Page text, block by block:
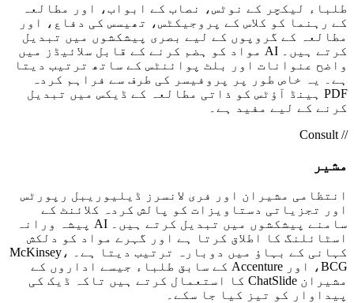
طلباء لیکچر کے نوٹس، نصاب کے ابواب، اور مطالعہ
کے رہنما کو کلاس کے پروجیکٹس، تھیسس کی دفاع، اور
مطالعہ کے گروپوں کے لیے بصری پیشکشوں میں تبدیل
کرتے ہیں۔ AI مواد کو ہضم کرنے کے قابل سلائیڈز میں
واضح عنوانات اور بلٹ پوائنٹس کے ساتھ ترتیب دیتا
ہے۔ یہ خاص طور پر پروفیسر کی طرف سے فراہم کردہ
PDF ہینڈ آؤٹس کو ذاتی مطالعہ کے ڈیکس میں تبدیل
کرنے کے لیے مفید ہے۔
// Consult
مشیر
انتظامی مشیران اور فری لانسرز ڈیلیوریبل رپورٹس
اور تجزیاتی دستاویزات کو پالش کردہ کلائنٹ کے
سامنے پیشکشوں میں تبدیل کرتے ہیں۔ AI پیشہ ورانہ
اسٹائلنگ کا اطلاق کرتا ہے اور گہرے مواد کو دلکش
کہانی کے بہاؤ میں دوبارہ ترتیب دیتا ہے۔ McKinsey،
BCG، اور Accenture کے سابق طلباء جیسے اداروں کے
مشیران ChatSlide کا استعمال کرتے ہیں تاکہ ڈیک کی
پیداوار کو تیز کیا جا سکے۔